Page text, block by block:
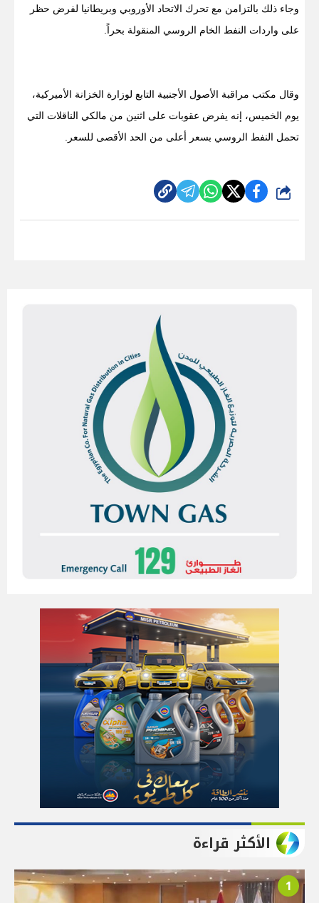
وجاء ذلك بالتزامن مع تحرك الاتحاد الأوروبي وبريطانيا لفرض حظر
على واردات النفط الخام الروسي المنقولة بحراً.
وقال مكتب مراقبة الأصول الأجنبية التابع لوزارة الخزانة الأميركية،
يوم الخميس، إنه يفرض عقوبات على اثنين من مالكي الناقلات التي
تحمل النفط الروسي بسعر أعلى من الحد الأقصى للسعر.
شارك
الأكثر قراءة
1